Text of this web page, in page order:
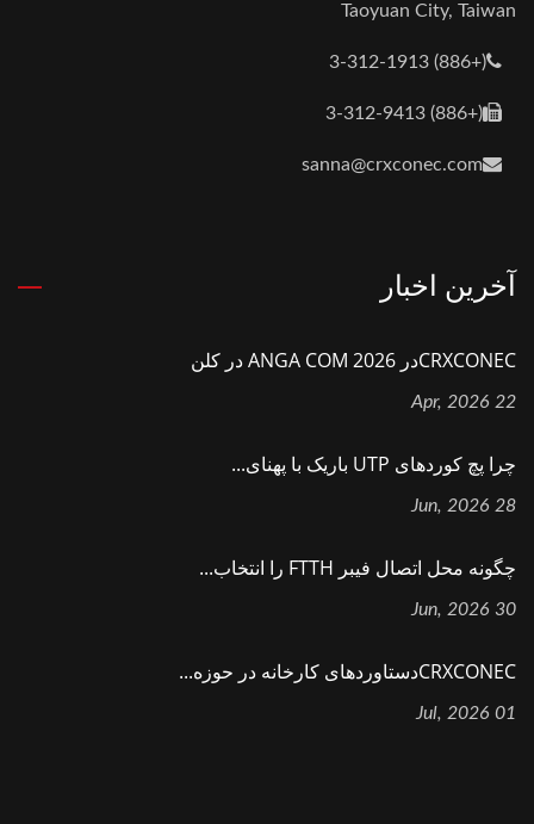
Taoyuan City, Taiwan
(+886) 3-312-1913
(+886) 3-312-9413
sanna@crxconec.com
آخرین اخبار
CRXCONECدر ANGA COM 2026 در کلن
22 Apr, 2026
چرا پچ کوردهای UTP باریک با پهنای...
28 Jun, 2026
چگونه محل اتصال فیبر FTTH را انتخاب...
30 Jun, 2026
CRXCONECدستاوردهای کارخانه در حوزه...
01 Jul, 2026